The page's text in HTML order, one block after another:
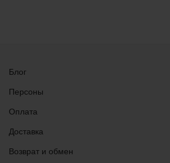
Блог
Персоны
Оплата
Доставка
Возврат и обмен